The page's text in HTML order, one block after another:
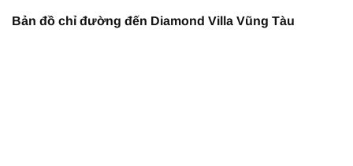
Bản đồ chỉ đường đến Diamond Villa Vũng Tàu